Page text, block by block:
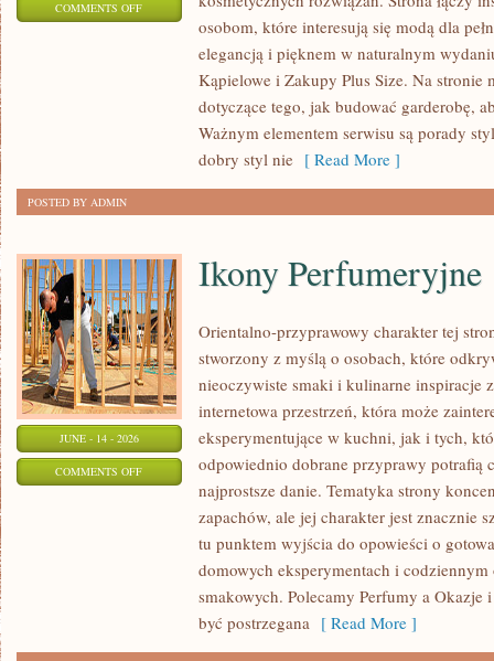
COMMENTS OFFON
osobom, które interesują się modą dla
elegancją i pięknem w naturalnym
Kąpielowe i Zakupy Plus Size. Na stronie
dotyczące tego, jak budować garderobę,
Ważnym elementem serwisu są porady
dobry styl nie [ Read More ]
POSTED BY ADMIN
JUNE - 14 - 2026
COMMENTS OFFON
PERFUMERYJNE
Ikony Perfumeryjne
Orientalno-przyprawowy charakter tej
stworzony z myślą o osobach, które
nieoczywiste smaki i kulinarne inspiracje
internetowa przestrzeń, która może
eksperymentujące w kuchni, jak i tych,
odpowiednio dobrane przyprawy potrafią
najprostsze danie. Tematyka strony
zapachów, ale jej charakter jest znacznie
tu punktem wyjścia do opowieści o
domowych eksperymentach i
smakowych. Polecamy Perfumy a Okazje
być postrzegana [ Read More ]